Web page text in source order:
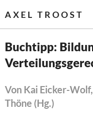
AXEL TROOST
Startseite
Themen
Leitlinien linker
Buchtipp:
Von Kai Eicker-
Thöne (Hg.)